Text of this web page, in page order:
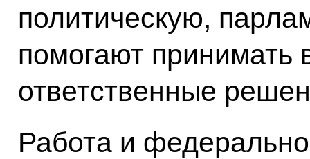
политическую,
помогают принимать
ответственные
Работа и